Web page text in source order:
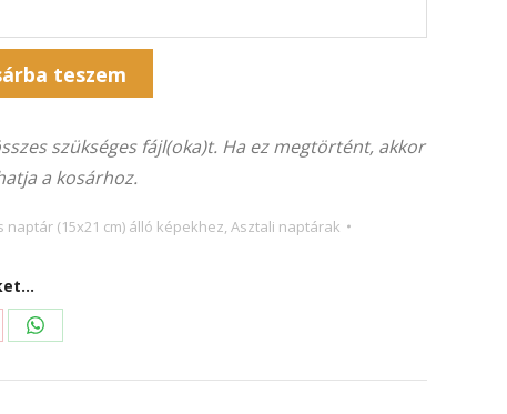
teszem
szükséges fájl(oka)t. Ha ez megtörtént, akkor
a kosárhoz.
naptár (15x21 cm) álló képekhez, Asztali naptárak
Share
on